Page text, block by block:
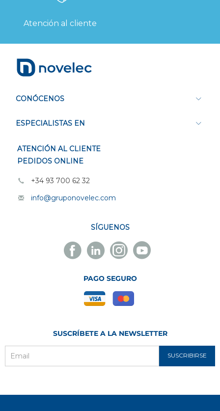
Atención al cliente
CONÓCENOS
ESPECIALISTAS EN
ATENCIÓN AL CLIENTE
PEDIDOS ONLINE
+34 93 700 62 32
info@gruponovelec.com
SÍGUENOS
Facebook
Novelec
Linkedin
Novelec
Instagram
Novelec
Youtube
Novelec
PAGO SEGURO
SUSCRÍBETE A LA NEWSLETTER
SUSCRIBIRSE